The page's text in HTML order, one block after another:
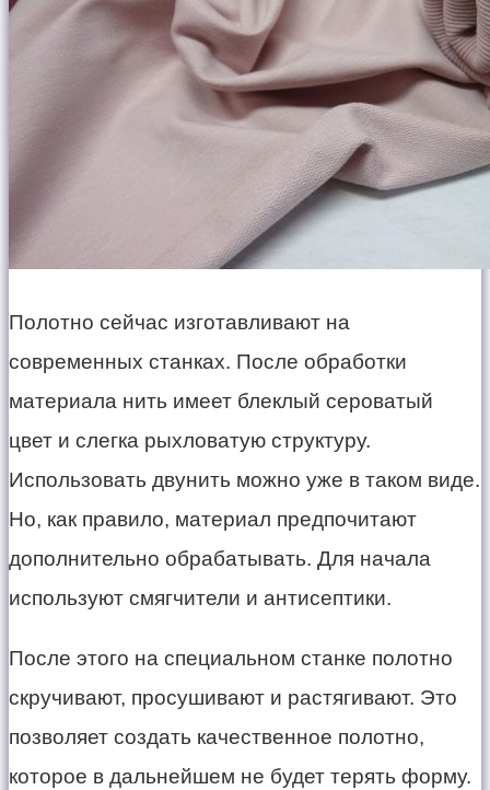
Полотно сейчас изготавливают на
современных станках. После обработки
материала нить имеет блеклый сероватый
цвет и слегка рыхловатую структуру.
Использовать двунить можно уже в таком виде.
Но, как правило, материал предпочитают
дополнительно обрабатывать. Для начала
используют смягчители и антисептики.
После этого на специальном станке полотно
скручивают, просушивают и растягивают. Это
позволяет создать качественное полотно,
которое в дальнейшем не будет терять форму.